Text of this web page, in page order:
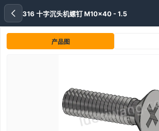
316 十字沉头机螺钉 M10x40 - 1.5
产品图